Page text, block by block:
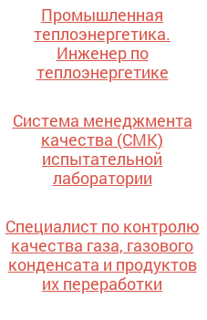
Промышленная
теплоэнергетика.
Инженер по
теплоэнергетике
Система менеджмента
качества (СМК)
испытательной
лаборатории
Специалист по контролю
качества газа, газового
конденсата и продуктов
их переработки